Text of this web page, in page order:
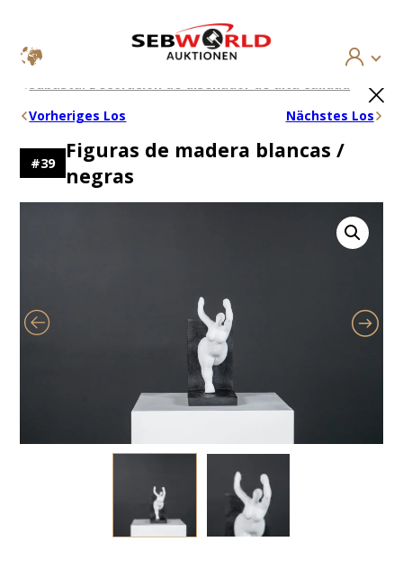
Saltar
contenido
Subasta: Decoración de diseñador de alta calidad
Vorheriges Los
Nächstes Los
#39
Figuras de madera blancas /
negras
×